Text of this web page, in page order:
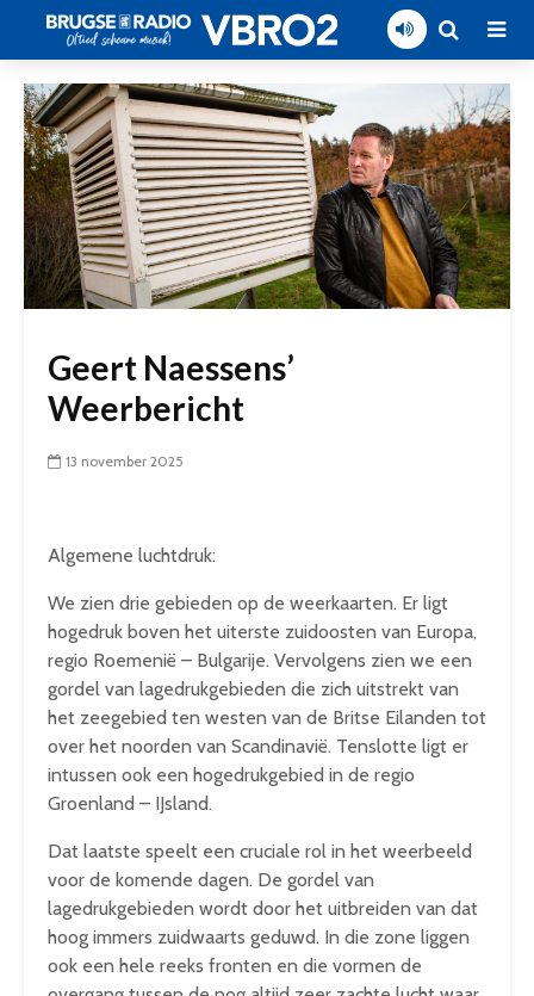
Geert Naessens’
Weerbericht
13 november 2025
Algemene luchtdruk:
We zien drie gebieden op de weerkaarten. Er ligt
hogedruk boven het uiterste zuidoosten van Europa,
regio Roemenië – Bulgarije. Vervolgens zien we een
gordel van lagedrukgebieden die zich uitstrekt van
het zeegebied ten westen van de Britse Eilanden tot
over het noorden van Scandinavië. Tenslotte ligt er
intussen ook een hogedrukgebied in de regio
Groenland – IJsland.
Dat laatste speelt een cruciale rol in het weerbeeld
voor de komende dagen. De gordel van
lagedrukgebieden wordt door het uitbreiden van dat
hoog immers zuidwaarts geduwd. In die zone liggen
ook een hele reeks fronten en die vormen de